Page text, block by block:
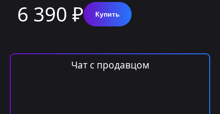
6 390 ₽ Купить
Чат с продавцом